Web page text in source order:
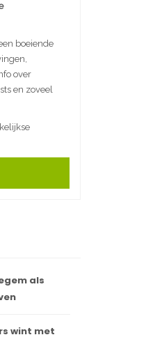
boeiende
over
en zoveel
als
wint met